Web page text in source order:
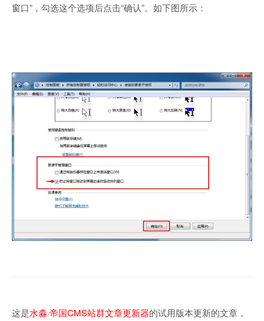
窗口”，勾选这个选项后点击“确认”。如下图所示：
这是水淼·帝国CMS站群文章更新器的试用版本更新的文章，